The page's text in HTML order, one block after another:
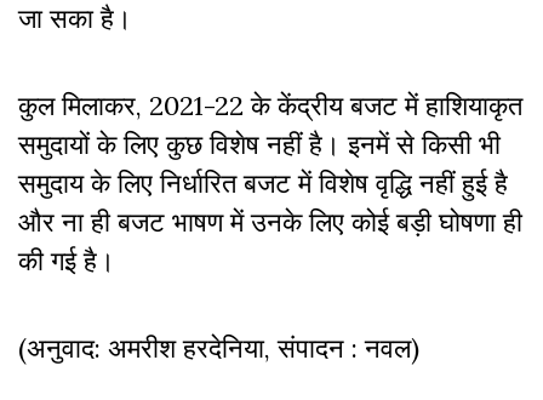
जा सका है।
कुल मिलाकर, 2021-22 के केंद्रीय बजट में हाशियाकृत
समुदायों के लिए कुछ विशेष नहीं है। इनमें से किसी भी
समुदाय के लिए निर्धारित बजट में विशेष वृद्धि नहीं हुई है
और ना ही बजट भाषण में उनके लिए कोई बड़ी घोषणा ही
की गई है।
(अनुवाद: अमरीश हरदेनिया, संपादन : नवल)